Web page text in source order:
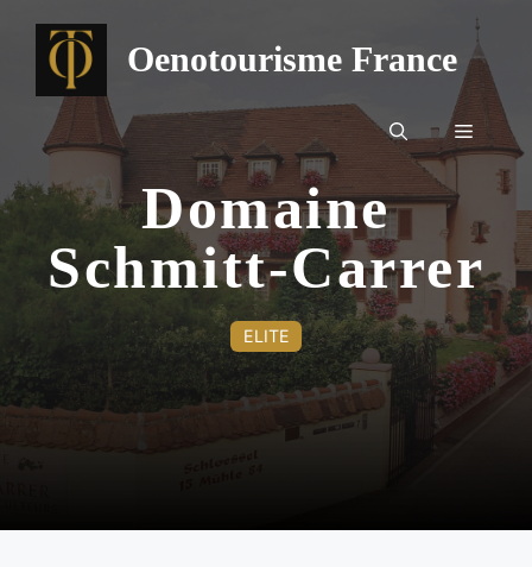
contenu
Oenotourisme France
Menu
Domaine
Schmitt-Carrer
ELITE